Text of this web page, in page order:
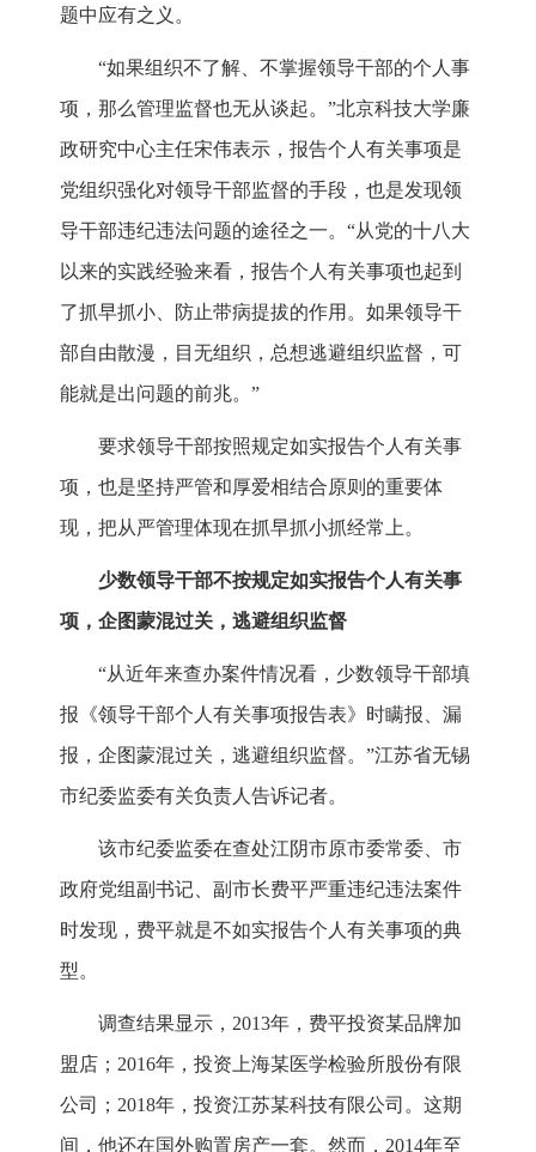
题中应有之义。
“如果组织不了解、不掌握领导干部的个人事
项，那么管理监督也无从谈起。”北京科技大学廉
政研究中心主任宋伟表示，报告个人有关事项是
党组织强化对领导干部监督的手段，也是发现领
导干部违纪违法问题的途径之一。“从党的十八大
以来的实践经验来看，报告个人有关事项也起到
了抓早抓小、防止带病提拔的作用。如果领导干
部自由散漫，目无组织，总想逃避组织监督，可
能就是出问题的前兆。”
要求领导干部按照规定如实报告个人有关事
项，也是坚持严管和厚爱相结合原则的重要体
现，把从严管理体现在抓早抓小抓经常上。
少数领导干部不按规定如实报告个人有关事
项，企图蒙混过关，逃避组织监督
“从近年来查办案件情况看，少数领导干部填
报《领导干部个人有关事项报告表》时瞒报、漏
报，企图蒙混过关，逃避组织监督。”江苏省无锡
市纪委监委有关负责人告诉记者。
该市纪委监委在查处江阴市原市委常委、市
政府党组副书记、副市长费平严重违纪违法案件
时发现，费平就是不如实报告个人有关事项的典
型。
调查结果显示，2013年，费平投资某品牌加
盟店；2016年，投资上海某医学检验所股份有限
公司；2018年，投资江苏某科技有限公司。这期
间，他还在国外购置房产一套。然而，2014年至